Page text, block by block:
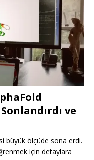
ve
büyük ölçüde sona erdi.
için detaylara